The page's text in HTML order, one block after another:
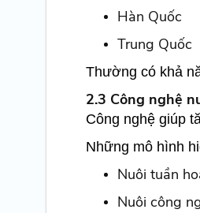
Hàn Quốc
Trung Quốc
Thường có khả
2.3 Công nghệ
Công nghệ giúp
Những mô hình
Nuôi tuần
Nuôi công